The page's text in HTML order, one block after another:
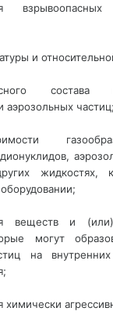
и
аэрозольных частиц;
жидкостях,
веществ и (или)
могут
на внутренних
химически